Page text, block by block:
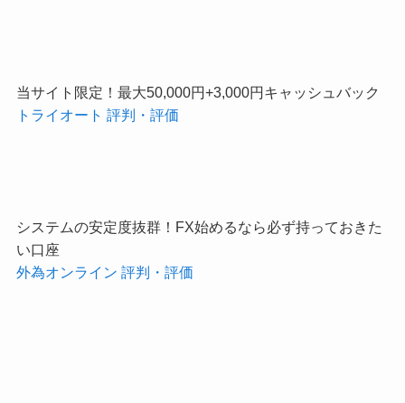
当サイト限定！最大50,000円+3,000円キャッシュバック
トライオート 評判・評価
システムの安定度抜群！FX始めるなら必ず持っておきた
い口座
外為オンライン 評判・評価